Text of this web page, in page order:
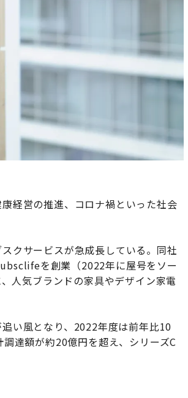
経営の推進、コロナ禍といった社会
クサービスが急成長している。同社
を創業（2022年に屋号をソー
人気ブランドの家具やデザイン家電
い風となり、2022年度は前年比10
達額が約20億円を超え、シリーズC